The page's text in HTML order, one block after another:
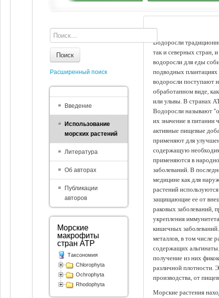
Водоросли
так и северных стран,
водоросли для еды
подводных
водоросли поступают
обработанном виде,
или ульвы. В странах
Водоросли называют
их значение в питании
активные пищевые
применяют для
содержащую
применяются в
заболеваний. В
медицине как для
растений
защищающие ее от
раковых заболеваний,
укрепления
кишечных
металлов, в том числе
содержащих
получение из них
различной плотности.
производства, от
Морские растения
Поиск
Расширенный поиск
Введение
Использование
морских растений
Литература
Об авторах
Публикации
авторов
Морские
макрофиты
стран АТР
Таксономия
Chlorophyta
Ochrophyta
Rhodophyta